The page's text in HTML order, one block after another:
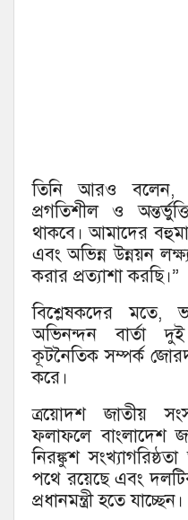
তিনি আরও বলেন,
প্রগতিশীল ও
থাকবে। আমাদের
এবং অভিন্ন উন্নয়ন
করার প্রত্যাশা করছি।”
বিশ্লেষকদের মতে,
অভিনন্দন বার্তা
কূটনৈতিক সম্পর্ক
করে।
ত্রয়োদশ জাতীয়
ফলাফলে বাংলাদেশ
নিরঙ্কুশ
পথে রয়েছে এবং
প্রধানমন্ত্রী হতে যাচ্ছেন।